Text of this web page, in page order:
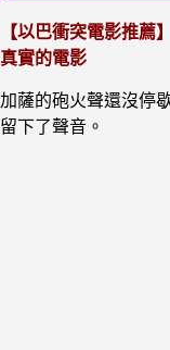
【以巴衝突電影推薦
真實的電影
加薩的砲火聲還沒停
留下了聲音。